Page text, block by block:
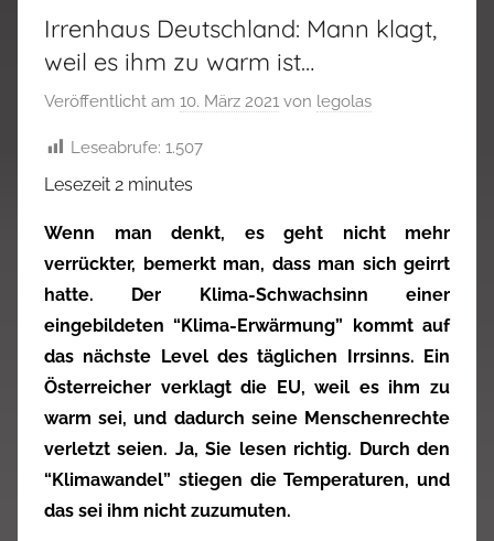
Irrenhaus Deutschland: Mann klagt,
weil es ihm zu warm ist…
Veröffentlicht am 10. März 2021 von legolas
Leseabrufe: 1.507
Lesezeit 2 minutes
Wenn man denkt, es geht nicht mehr
verrückter, bemerkt man, dass man sich geirrt
hatte. Der Klima-Schwachsinn einer
eingebildeten “Klima-Erwärmung” kommt auf
das nächste Level des täglichen Irrsinns. Ein
Österreicher verklagt die EU, weil es ihm zu
warm sei, und dadurch seine Menschenrechte
verletzt seien. Ja, Sie lesen richtig. Durch den
“Klimawandel” stiegen die Temperaturen, und
das sei ihm nicht zuzumuten.